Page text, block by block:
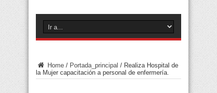
Home / Portada_principal / Realiza Hospital de
la Mujer capacitación a personal de enfermería.